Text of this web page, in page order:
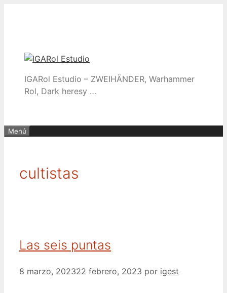
IGARol Estudio – ZWEIHÄNDER, Warhammer
Rol, Dark heresy …
Menú
cultistas
Las seis puntas
8 marzo, 202322 febrero, 2023 por igest